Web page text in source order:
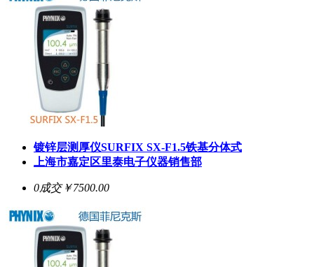
镀锌层测厚仪SURFIX SX-F1.5铁基分体式
上海市嘉定区里泰电子仪器销售部
0成交￥7500.00